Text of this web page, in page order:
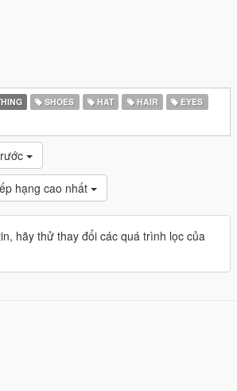
SHOES HAT HAIR
EYES
hạng cao nhất
hãy thử thay đổi các quá trình lọc của